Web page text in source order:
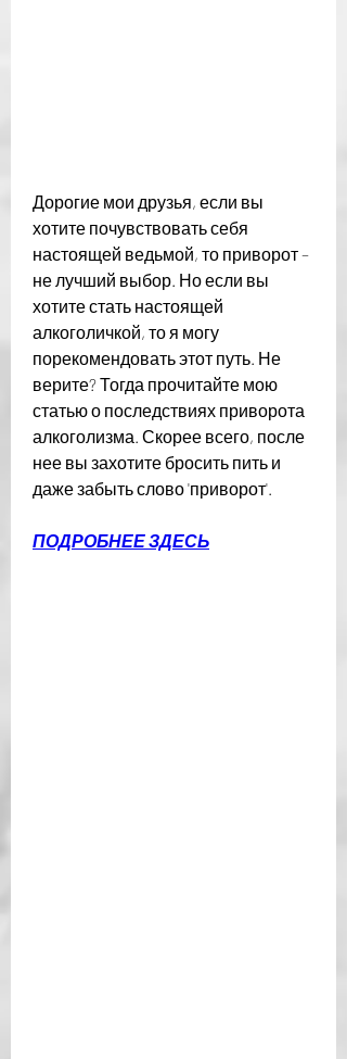
Дорогие мои друзья, если вы
хотите почувствовать себя
настоящей ведьмой, то приворот –
не лучший выбор. Но если вы
хотите стать настоящей
алкоголичкой, то я могу
порекомендовать этот путь. Не
верите? Тогда прочитайте мою
статью о последствиях приворота
алкоголизма. Скорее всего, после
нее вы захотите бросить пить и
даже забыть слово 'приворот'.
ПОДРОБНЕЕ ЗДЕСЬ